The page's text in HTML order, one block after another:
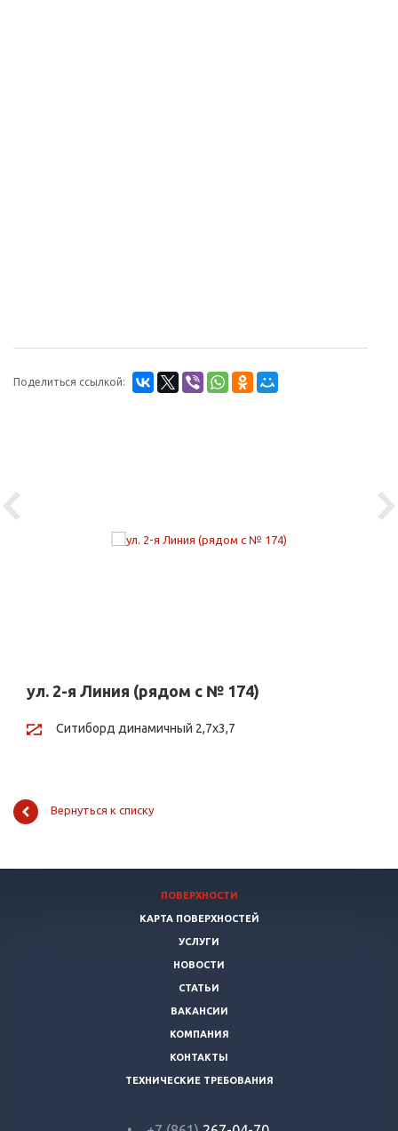
Поделиться ссылкой:
Previous
ул. 2-я Линия (рядом с № 174)
Ситиборд динамичный 2,7х3,7
Вернуться к списку
ПОВЕРХНОСТИ
КАРТА ПОВЕРХНОСТЕЙ
УСЛУГИ
НОВОСТИ
СТАТЬИ
ВАКАНСИИ
КОМПАНИЯ
КОНТАКТЫ
ТЕХНИЧЕСКИЕ ТРЕБОВАНИЯ